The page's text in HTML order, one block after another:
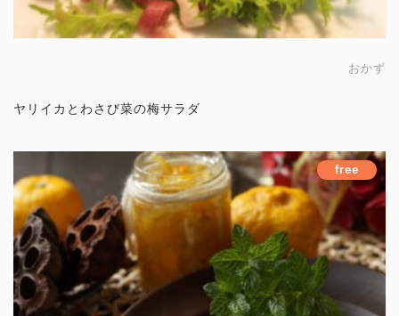
おかず
ヤリイカとわさび菜の梅サラダ
free